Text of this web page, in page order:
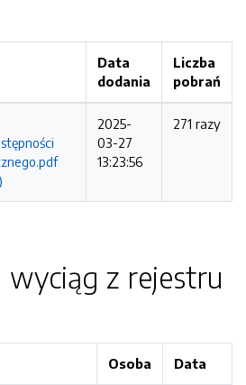
Data
dodania
Liczba
pobrań
2025-
03-27
13:23:56
271 razy
z rejestru
Osoba Data